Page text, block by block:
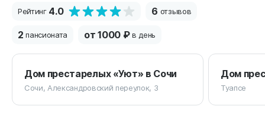
Рейтинг 4.0 6 отзывов
2 пансионата от 1000 ₽в день
Дом престарелых «Уют» в Сочи
Сочи, Александровский переулок, 3
Дом
Туапсе